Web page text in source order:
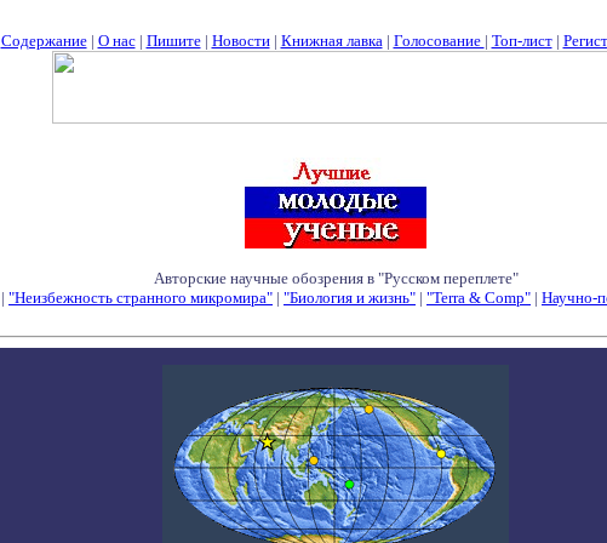
Содержание| О нас| Пишите| Новости| Книжная лавка| Голосование | Топ-лист|
Авторские научные обозрения в "Русском переплете"
| "Неизбежность странного микромира" | "Биология и жизнь" | "Terra & Comp" | Научно-